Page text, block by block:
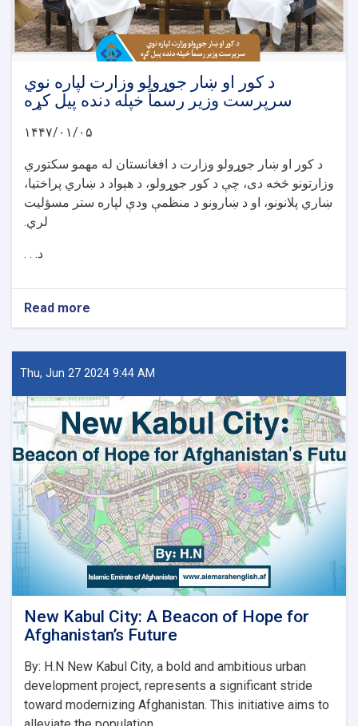
د کور او ښار جوړولو وزارت لپاره نوي
سرپرست وزیر رسماً خپله دنده پیل کړه
۱۴۴۷/۰۱/۰۵
د کور او ښار جوړولو وزارت د افغانستان له مهمو سکتوري
وزارتونو څخه دی، چې د کور جوړولو، د هېواد د ښاري پراختیا،
ښاري پلانونو، او د ښارونو د منظمې ودې لپاره ستر مسؤلیت
لري.
د. . .
Read more
د
او
ښار
وزارت
لپاره
نوي
سرپرست
وزیر
رسماً
خپله
دنده
پیل
کړه
Thu, Jun 27 2024 9:44 AM
New Kabul City: A Beacon of Hope for
Afghanistan’s Future
By: H.N New Kabul City, a bold and ambitious urban
development project, represents a significant stride
toward modernizing Afghanistan. This initiative aims to